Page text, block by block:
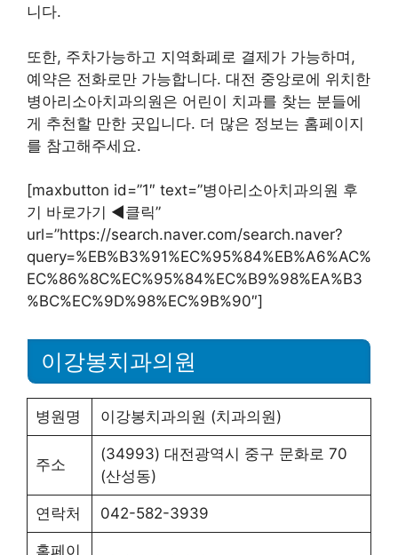
니다.
또한, 주차가능하고 지역화폐로 결제가 가능하며,
예약은 전화로만 가능합니다. 대전 중앙로에 위치한
병아리소아치과의원은 어린이 치과를 찾는 분들에
게 추천할 만한 곳입니다. 더 많은 정보는 홈페이지
를 참고해주세요.
[maxbutton id=”1″ text=”병아리소아치과의원 후
기 바로가기 ◀︎클릭”
url=”https://search.naver.com/search.naver?
query=%EB%B3%91%EC%95%84%EB%A6%AC%
EC%86%8C%EC%95%84%EC%B9%98%EA%B3
%BC%EC%9D%98%EC%9B%90″]
이강봉치과의원
병원명 이강봉치과의원 (치과의원)
주소
(34993) 대전광역시 중구 문화로 70
(산성동)
연락처 042-582-3939
홈페이